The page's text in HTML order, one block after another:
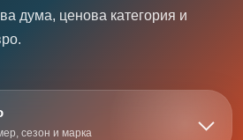
дума, ценова категория и
сезон и марка